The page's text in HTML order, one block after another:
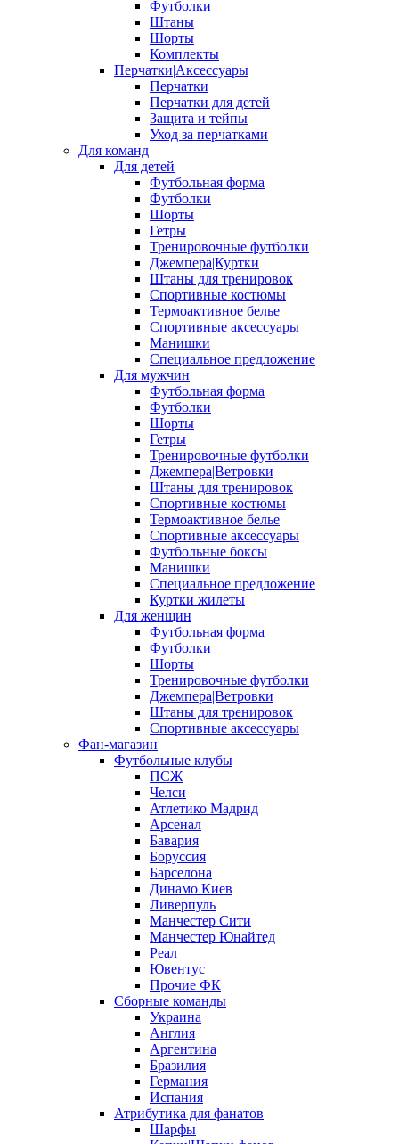
Футболки
Штаны
Шорты
Комплекты
Перчатки|Аксессуары
Перчатки
Перчатки для детей
Защита и тейпы
Уход за перчатками
Для команд
Для детей
Футбольная форма
Футболки
Шорты
Гетры
Тренировочные футболки
Джемпера|Куртки
Штаны для тренировок
Спортивные костюмы
Термоактивное белье
Спортивные аксессуары
Манишки
Специальное предложение
Для мужчин
Футбольная форма
Футболки
Шорты
Гетры
Тренировочные футболки
Джемпера|Ветровки
Штаны для тренировок
Спортивные костюмы
Термоактивное белье
Спортивные аксессуары
Футбольные боксы
Манишки
Специальное предложение
Куртки жилеты
Для женщин
Футбольная форма
Футболки
Шорты
Тренировочные футболки
Джемпера|Ветровки
Штаны для тренировок
Спортивные аксессуары
Фан-магазин
Футбольные клубы
ПСЖ
Челси
Атлетико Мадрид
Арсенал
Бавария
Боруссия
Барселона
Динамо Киев
Ливерпуль
Манчестер Сити
Манчестер Юнайтед
Реал
Ювентус
Прочие ФК
Сборные команды
Украина
Англия
Аргентина
Бразилия
Германия
Испания
Атрибутика для фанатов
Шарфы